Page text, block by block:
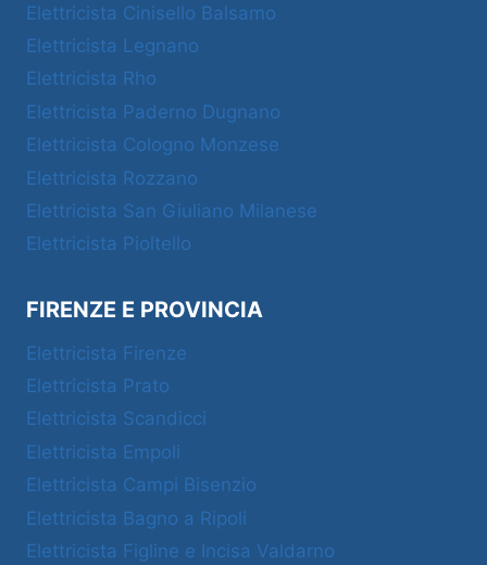
Elettricista Cinisello Balsamo
Elettricista Legnano
Elettricista Rho
Elettricista Paderno Dugnano
Elettricista Cologno Monzese
Elettricista Rozzano
Elettricista San Giuliano Milanese
Elettricista Pioltello
FIRENZE E PROVINCIA
Elettricista Firenze
Elettricista Prato
Elettricista Scandicci
Elettricista Empoli
Elettricista Campi Bisenzio
Elettricista Bagno a Ripoli
Elettricista Figline e Incisa Valdarno